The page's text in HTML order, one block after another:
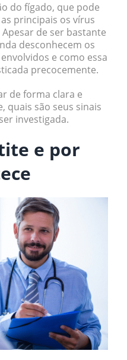
do fígado, que pode
principais os vírus
Apesar de ser bastante
desconhecem os
e como essa
precocemente.
de forma clara e
quais são seus sinais
investigada.
e por